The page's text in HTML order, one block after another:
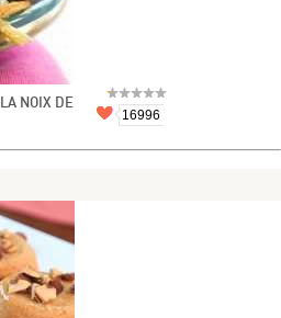
NOIX DE
16996